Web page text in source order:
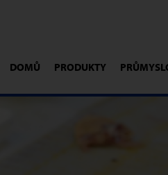
DOMŮ PRODUKTY